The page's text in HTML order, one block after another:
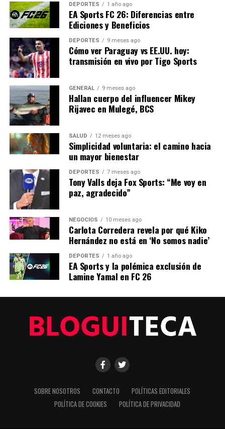
En los próximos días, la atención estará centrada en el
despacho de Ángel Hurtado mientras se espera su
resolución. Cualquiera que sea el desenlace, el caso del
fiscal general promete seguir siendo un tema candente
en el debate público y político de España, con
potenciales implicaciones para futuras reformas en el
sistema judicial.
Mientras tanto, se espera que las instituciones
involucradas continúen trabajando para asegurar que se
mantenga la confianza pública en el sistema judicial, un
pilar fundamental de cualquier democracia.
SIGUIENTE
El TC rechaza la urgencia en la petición de Puigdemont
para suspender su orden de detención
ANTERIOR
Alerta en Benalup-Casas Viejas por mosquitos con virus
del Nilo
Editorial
Con años de experiencia en primera línea, buscamos los
hechos, los verificamos con rigor y contamos las historias que
dan forma a nuestro mundo. Impulsados por la integridad y
la tecnología con un análisis preciso y profundo. Cuando los
titulares cambian cada minuto, puedes contar con nosotros
bandeja de plata.
DEPORTES 1 año ago
EA Sports FC 26: Diferencias entre
Ediciones y Beneficios
DEPORTES 9 meses ago
Cómo ver Paraguay vs EE.UU. hoy:
transmisión en vivo por Tigo Sports
GENERAL 9 meses ago
Hallan cuerpo del influencer Mikey
Rijavec en Mulegé, BCS
SALUD 12 meses ago
Simplicidad voluntaria: el camino hacia
un mayor bienestar
DEPORTES 7 meses ago
Tony Valls deja Fox Sports: “Me voy en
paz, agradecido”
NEGOCIOS 10 meses ago
Carlota Corredera revela por qué Kiko
Hernández no está en ‘No somos nadie’
DEPORTES 1 año ago
EA Sports y la polémica exclusión de
Lamine Yamal en FC 26
SOBRE NOSOTROS CONTACTO
POLÍTICAS EDITORIALES
POLÍTICA DE COOKIES
POLÍTICA DE PRIVACIDAD